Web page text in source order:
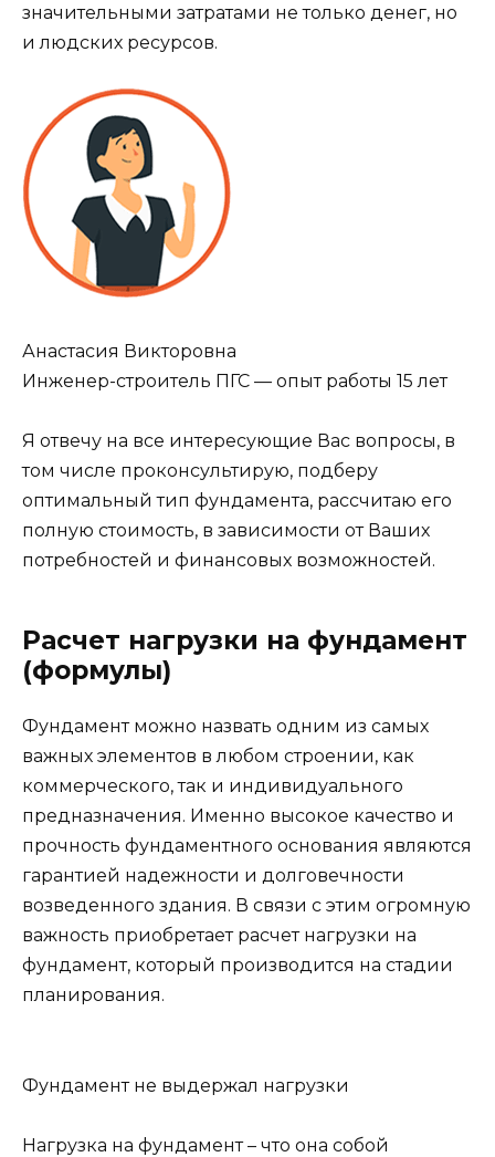
значительными затратами не только денег, но
и людских ресурсов.
Анастасия Викторовна
Инженер-строитель ПГС — опыт работы 15 лет
Я отвечу на все интересующие Вас вопросы, в
том числе проконсультирую, подберу
оптимальный тип фундамента, рассчитаю его
полную стоимость, в зависимости от Ваших
потребностей и финансовых возможностей.
Расчет нагрузки на фундамент
(формулы)
Фундамент можно назвать одним из самых
важных элементов в любом строении, как
коммерческого, так и индивидуального
предназначения. Именно высокое качество и
прочность фундаментного основания являются
гарантией надежности и долговечности
возведенного здания. В связи с этим огромную
важность приобретает расчет нагрузки на
фундамент, который производится на стадии
планирования.
Фундамент не выдержал нагрузки
Нагрузка на фундамент – что она собой